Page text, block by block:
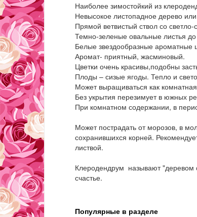
Наиболее зимостойкий из
Невысокое листопадное дерево
Прямой ветвистый ствол со
Темно-зеленые овальные листья
Белые звездообразные ароматные
Аромат- приятный, жасминовый.
Цветки очень красивы,подобны
Плоды – сизые ягоды. Тепло и
Может выращиваться как комнатная
Без укрытия перезимует в южных
При комнатном содержании, в
Может пострадать от морозов, в
сохранившихся корней.
листвой.
Клеродендрум называют "деревом
счастье.
Популярные в разделе